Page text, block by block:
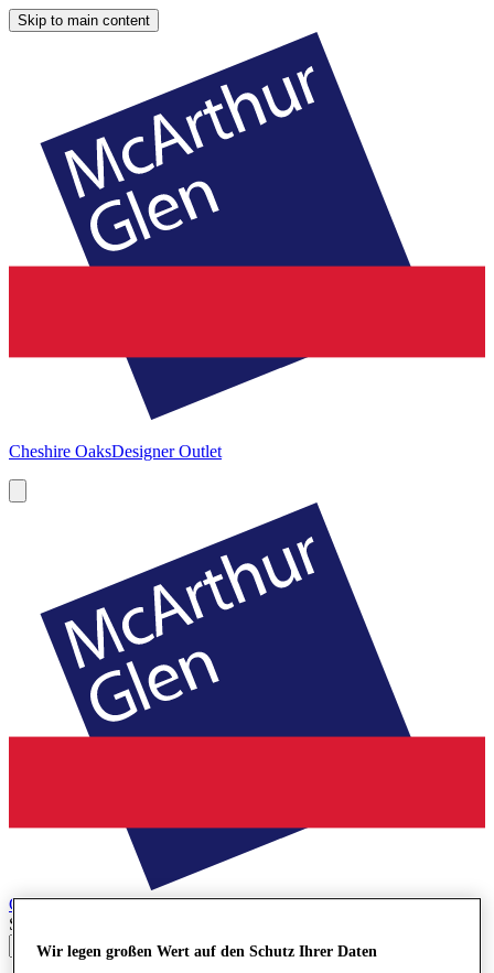
Skip to main content
Cheshire OaksDesigner Outlet
Cheshire OaksDesigner Outlet
Search input
Wir legen großen Wert auf den Schutz Ihrer Daten